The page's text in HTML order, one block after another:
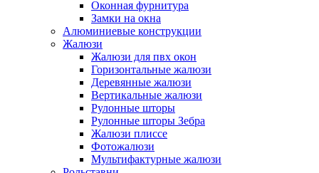
Оконная фурнитура
Замки на окна
Алюминиевые конструкции
Жалюзи
Жалюзи для пвх окон
Горизонтальные жалюзи
Деревянные жалюзи
Вертикальные жалюзи
Рулонные шторы
Рулонные шторы Зебра
Жалюзи плиссе
Фотожалюзи
Мультифактурные жалюзи